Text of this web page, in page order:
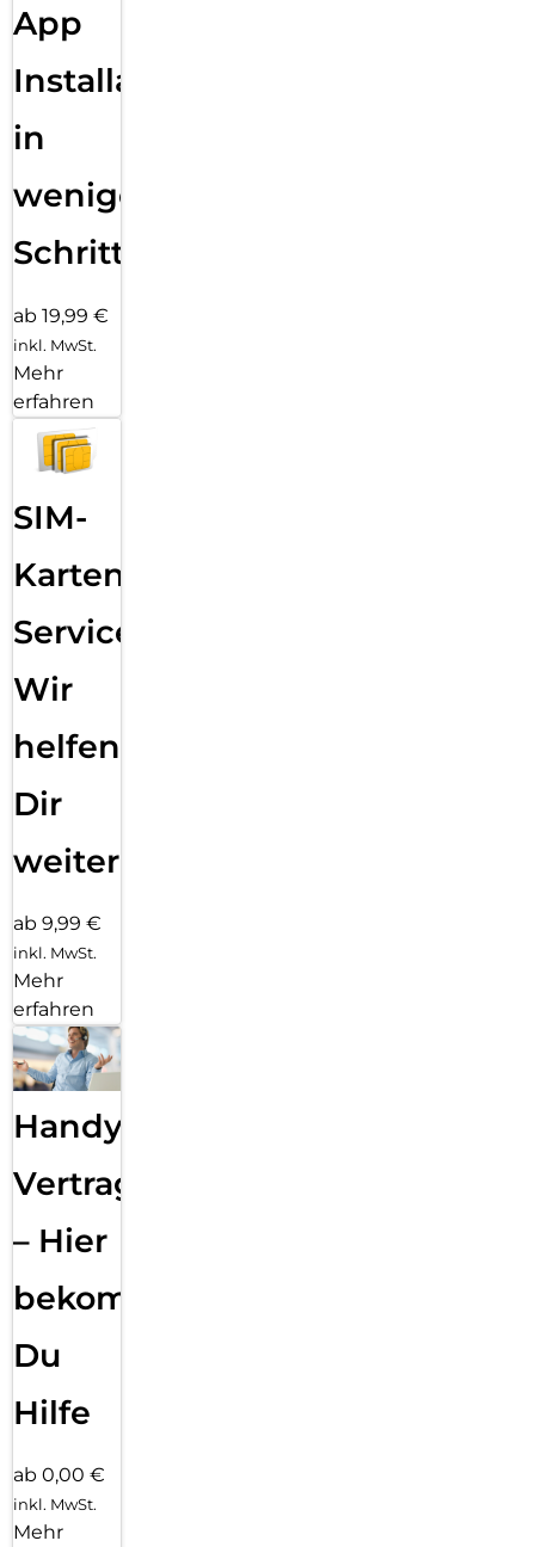
App
Installation
in
wenigen
Schritten
ab 19,99 €
inkl. MwSt.
Mehr
erfahren
SIM-
Karten
Service:
Wir
helfen
Dir
weiter
ab 9,99 €
inkl. MwSt.
Mehr
erfahren
Handy
Vertragsabwicklung
– Hier
bekommst
Du
Hilfe
ab 0,00 €
inkl. MwSt.
Mehr